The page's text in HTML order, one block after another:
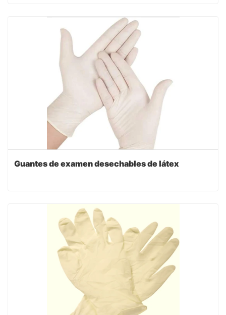
Guantes de examen desechables de látex